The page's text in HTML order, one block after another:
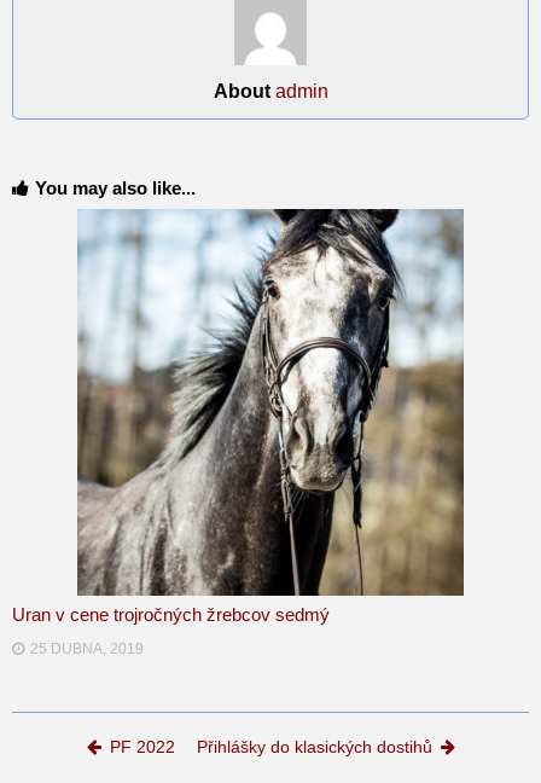
About admin
You may also like...
Uran v cene trojročných žrebcov sedmý
25 DUBNA, 2019
Post navigation
PF 2022 Přihlášky do klasických dostihů